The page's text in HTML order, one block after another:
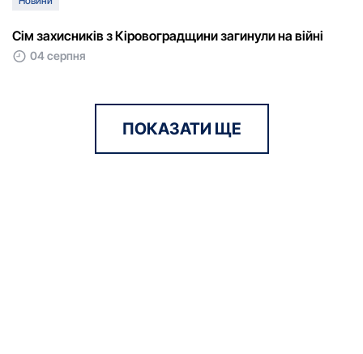
Сім захисників з Кіровоградщини загинули на війні
04 серпня
ПОКАЗАТИ ЩЕ